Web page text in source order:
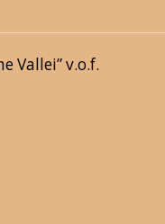
Vallei” v.o.f.